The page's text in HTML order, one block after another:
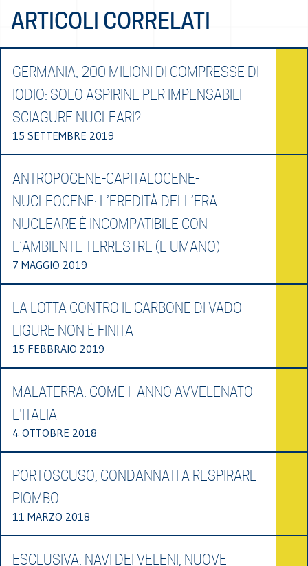
ARTICOLI CORRELATI
GERMANIA, 200 MILIONI DI COMPRESSE DI
IODIO: SOLO ASPIRINE PER IMPENSABILI
SCIAGURE NUCLEARI?
15 SETTEMBRE 2019
ANTROPOCENE-CAPITALOCENE-
NUCLEOCENE: L’EREDITÀ DELL’ERA
NUCLEARE È INCOMPATIBILE CON
L’AMBIENTE TERRESTRE (E UMANO)
7 MAGGIO 2019
LA LOTTA CONTRO IL CARBONE DI VADO
LIGURE NON È FINITA
15 FEBBRAIO 2019
MALATERRA. COME HANNO AVVELENATO
L'ITALIA
4 OTTOBRE 2018
PORTOSCUSO, CONDANNATI A RESPIRARE
PIOMBO
11 MARZO 2018
ESCLUSIVA. NAVI DEI VELENI, NUOVE